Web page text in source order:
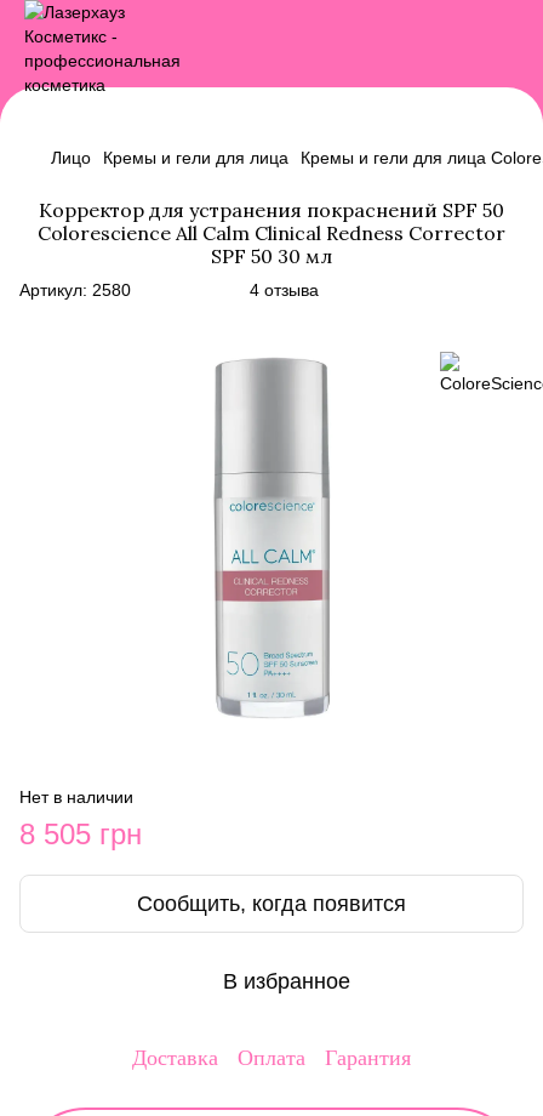
Лицо Кремы и гели для лица Кремы и гели для лица
Корректор для устранения покраснений SPF 50
Colorescience All Calm Clinical Redness Corrector
SPF 50 30 мл
Артикул: 2580 4 отзыва
Нет в наличии
8 505 грн
Сообщить, когда появится
В избранное
Доставка Оплата Гарантия